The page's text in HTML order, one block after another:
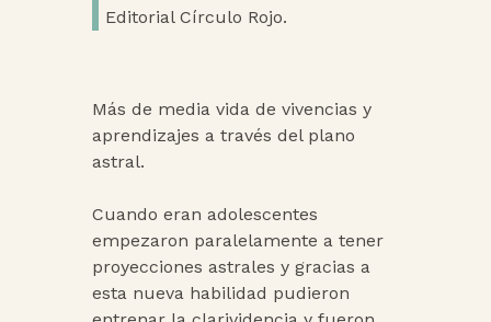
Editorial Círculo Rojo.
Más de media vida de vivencias y
aprendizajes a través del plano
astral.
Cuando eran adolescentes
empezaron paralelamente a tener
proyecciones astrales y gracias a
esta nueva habilidad pudieron